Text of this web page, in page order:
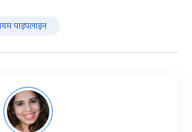
पाइपलाइन